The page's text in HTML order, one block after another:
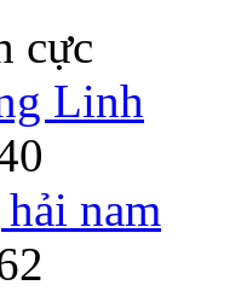
cực
Linh
nam